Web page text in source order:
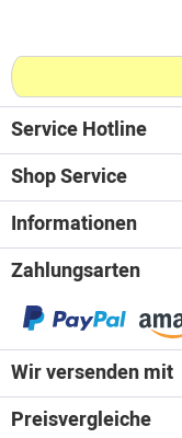
Service Hotline
Shop Service
Informationen
Zahlungsarten
Wir versenden mit
Preisvergleiche